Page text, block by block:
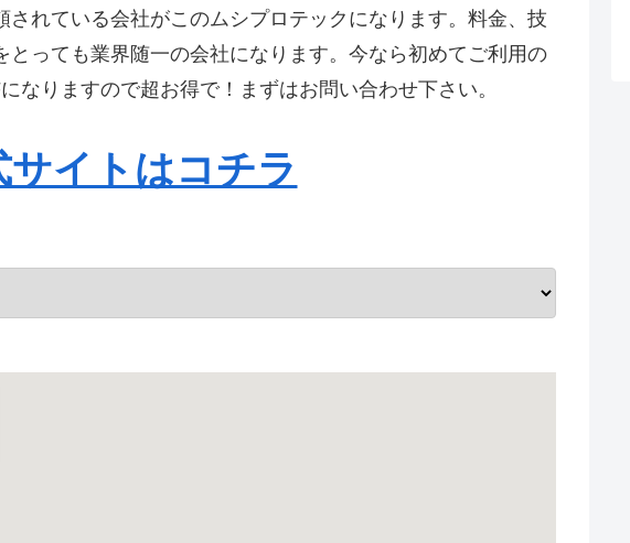
れている会社がこのムシプロテックになります。料金、技
っても業界随一の会社になります。今なら初めてご利用の
なりますので超お得で！まずはお問い合わせ下さい。
サイトはコチラ